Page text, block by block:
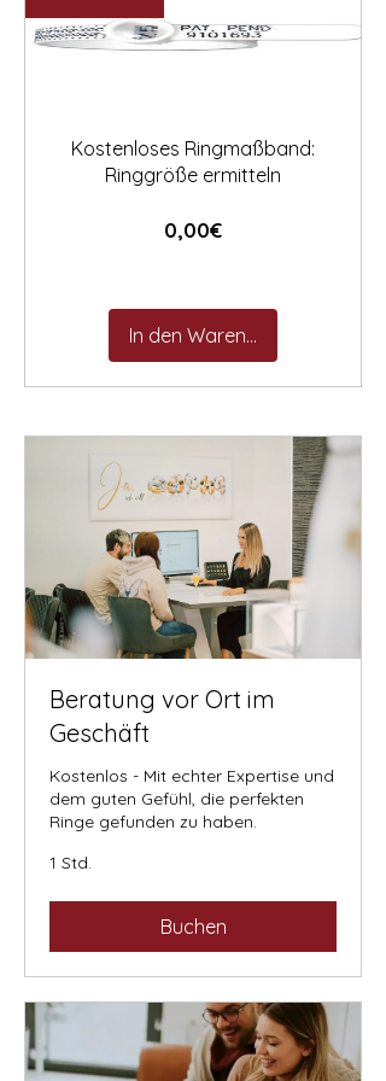
Kostenloses Ringmaßband:
Ringgröße ermitteln
0,00€Preis
In den Warenkorb
Beratung vor Ort im
Geschäft
Kostenlos - Mit echter Expertise und
dem guten Gefühl, die perfekten
Ringe gefunden zu haben.
1 Std.
Buchen